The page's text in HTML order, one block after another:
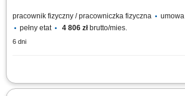
pracownik fizyczny / pracowniczka fizyczna
pełny etat
4 806 złbrutto/mies.
6 dni
Opis stanowiska: obsługa Klientów zgodnie z